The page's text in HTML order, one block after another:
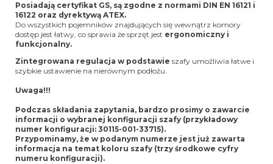
Posiadają certyfikat GS, są zgodne z normami DIN EN 16121 i
16122 oraz dyrektywą ATEX.
Do wszystkich pojemników znajdujących się wewnątrz komory
dostęp jest łatwy, co sprawia że sprzęt jest ergonomiczny i
funkcjonalny.
Zintegrowana regulacja w podstawie szafy umożliwia łatwe i
szybkie ustawienie na nierównym podłożu.
Uwaga!!!
Podczas składania zapytania, bardzo prosimy o zawarcie
informacji o wybranej konfiguracji szafy (przykładowy
numer konfiguracji: 30115-001-33715).
Przypominamy, że w podanym numerze jest już zawarta
informacja na temat koloru szafy (trzy środkowe cyfry
numeru konfiguracji).